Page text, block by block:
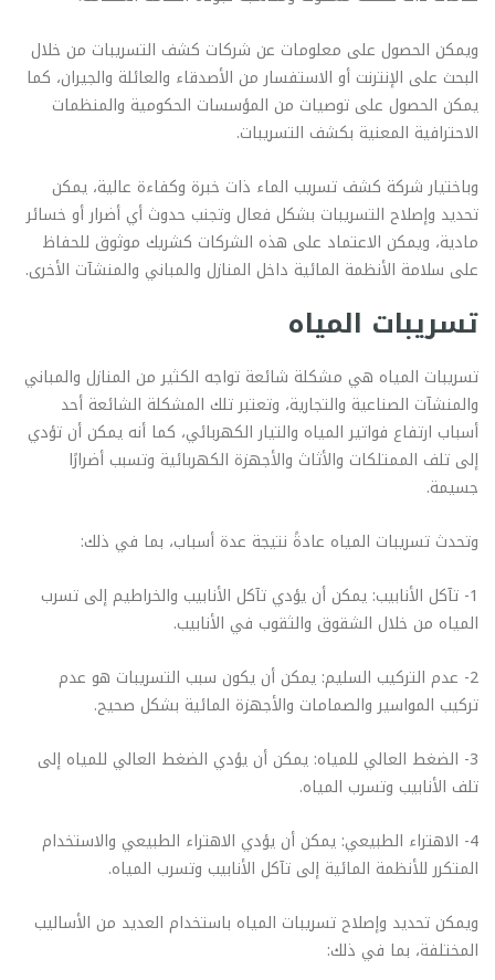
ويمكن الحصول على معلومات عن شركات كشف التسريبات من خلال
البحث على الإنترنت أو الاستفسار من الأصدقاء والعائلة والجيران، كما
يمكن الحصول على توصيات من المؤسسات الحكومية والمنظمات
الاحترافية المعنية بكشف التسريبات.
وباختيار شركة كشف تسريب الماء ذات خبرة وكفاءة عالية، يمكن
تحديد وإصلاح التسريبات بشكل فعال وتجنب حدوث أي أضرار أو خسائر
مادية، ويمكن الاعتماد على هذه الشركات كشريك موثوق للحفاظ
على سلامة الأنظمة المائية داخل المنازل والمباني والمنشآت الأخرى.
تسريبات المياه
تسريبات المياه هي مشكلة شائعة تواجه الكثير من المنازل والمباني
والمنشآت الصناعية والتجارية، وتعتبر تلك المشكلة الشائعة أحد
أسباب ارتفاع فواتير المياه والتيار الكهربائي، كما أنه يمكن أن تؤدي
إلى تلف الممتلكات والأثاث والأجهزة الكهربائية وتسبب أضرارًا
جسيمة.
وتحدث تسريبات المياه عادةً نتيجة عدة أسباب، بما في ذلك:
1- تآكل الأنابيب: يمكن أن يؤدي تآكل الأنابيب والخراطيم إلى تسرب
المياه من خلال الشقوق والثقوب في الأنابيب.
2- عدم التركيب السليم: يمكن أن يكون سبب التسريبات هو عدم
تركيب المواسير والصمامات والأجهزة المائية بشكل صحيح.
3- الضغط العالي للمياه: يمكن أن يؤدي الضغط العالي للمياه إلى
تلف الأنابيب وتسرب المياه.
4- الاهتراء الطبيعي: يمكن أن يؤدي الاهتراء الطبيعي والاستخدام
المتكرر للأنظمة المائية إلى تآكل الأنابيب وتسرب المياه.
ويمكن تحديد وإصلاح تسريبات المياه باستخدام العديد من الأساليب
المختلفة، بما في ذلك: